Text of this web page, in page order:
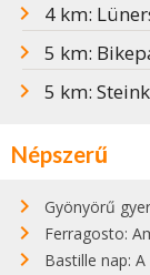
4 km:
5 km:
5 km:
Népszerű
Gyönyörű
Ferragosto:
Bastille nap: A